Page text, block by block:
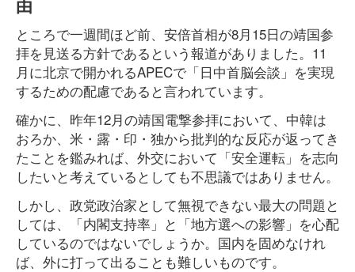
由
ところで一週間ほど前、安倍首相が8月15日の靖国参
拝を見送る方針であるという報道がありました。11
月に北京で開かれるAPECで「日中首脳会談」を実現
するための配慮であると言われています。
確かに、昨年12月の靖国電撃参拝において、中韓は
おろか、米・露・印・独から批判的な反応が返ってき
たことを鑑みれば、外交において「安全運転」を志向
したいと考えているとしても不思議ではありません。
しかし、政党政治家として無視できない最大の問題と
しては、「内閣支持率」と「地方選への影響」を心配
しているのではないでしょうか。国内を固めなけれ
ば、外に打って出ることも難しいものです。